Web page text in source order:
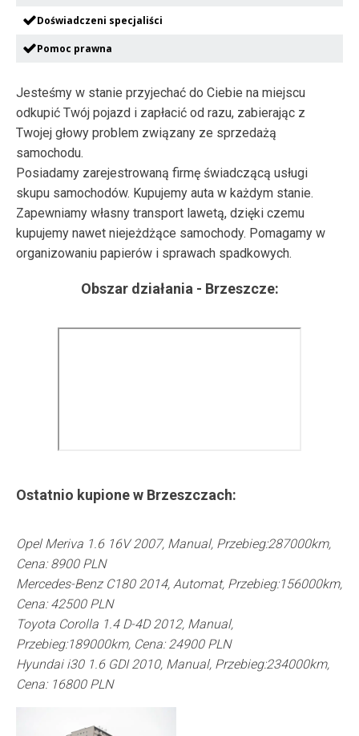
Doświadczeni specjaliści
Pomoc prawna
Jesteśmy w stanie przyjechać do Ciebie na miejscu
odkupić Twój pojazd i zapłacić od razu, zabierając z
Twojej głowy problem związany ze sprzedażą
samochodu.
Posiadamy zarejestrowaną firmę świadczącą usługi
skupu samochodów. Kupujemy auta w każdym stanie.
Zapewniamy własny transport lawetą, dzięki czemu
kupujemy nawet niejeżdżące samochody. Pomagamy w
organizowaniu papierów i sprawach spadkowych.
Obszar działania - Brzeszcze:
Ostatnio kupione w Brzeszczach:
Opel Meriva 1.6 16V 2007, Manual, Przebieg:287000km,
Cena: 8900 PLN
Mercedes-Benz C180 2014, Automat, Przebieg:156000km,
Cena: 42500 PLN
Toyota Corolla 1.4 D-4D 2012, Manual,
Przebieg:189000km, Cena: 24900 PLN
Hyundai i30 1.6 GDI 2010, Manual, Przebieg:234000km,
Cena: 16800 PLN